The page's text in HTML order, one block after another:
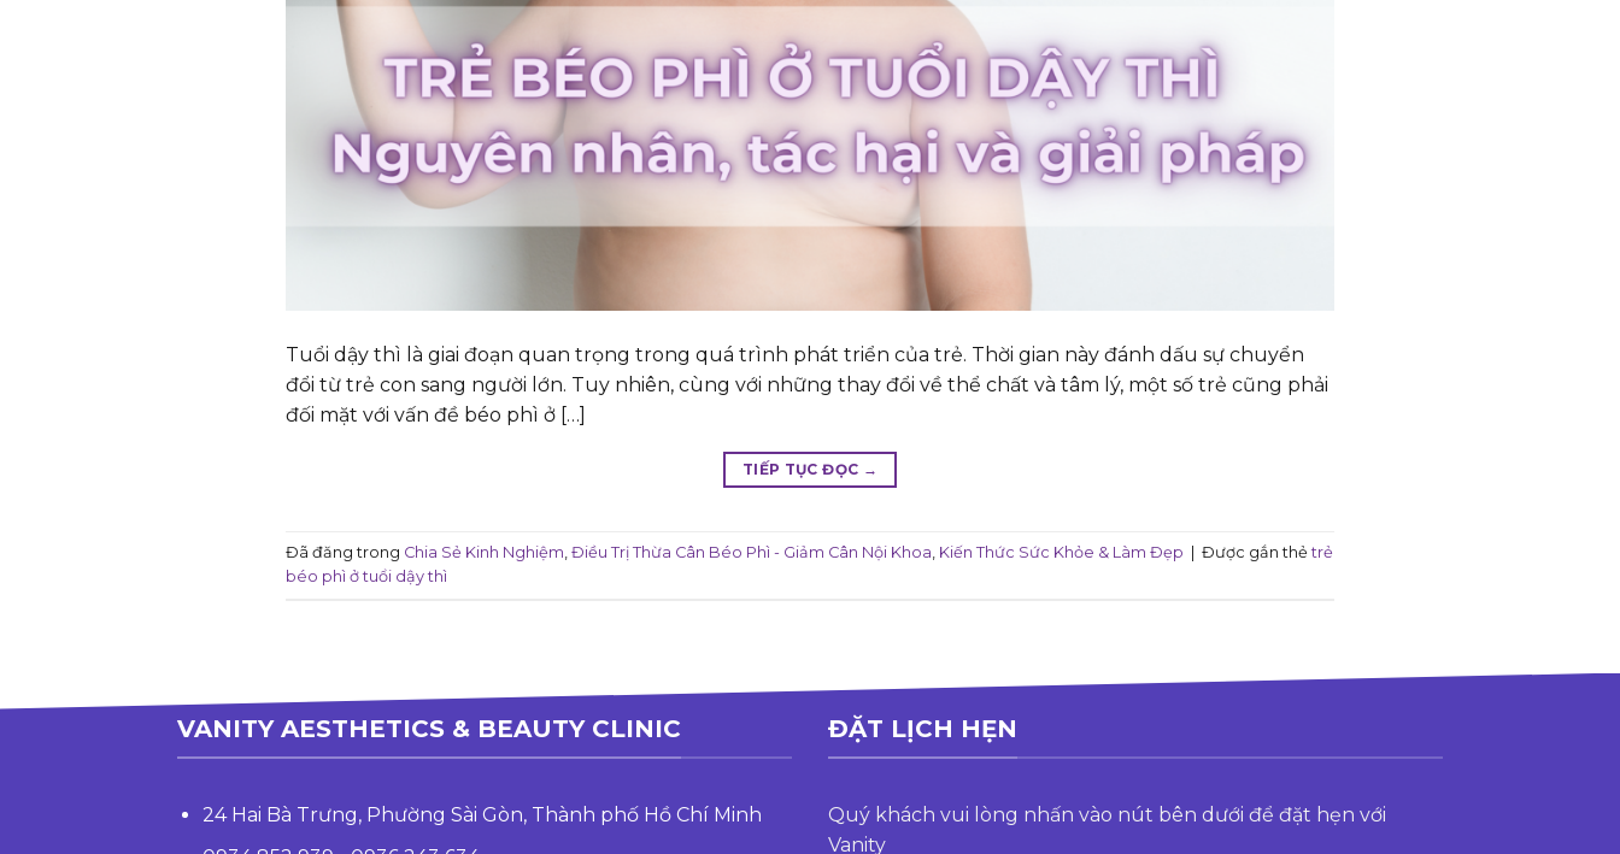
Tuổi dậy thì là giai đoạn quan trọng trong quá trình phát triển của trẻ. Thời gian này đánh dấu sự chuyển
đổi từ trẻ con sang người lớn. Tuy nhiên, cùng với những thay đổi về thể chất và tâm lý, một số trẻ cũng phải
đối mặt với vấn đề béo phì ở […]
TIẾP TỤC ĐỌC →
Đã đăng trong Chia Sẻ Kinh Nghiệm Điều Trị Thừa Cân Béo Phì - Giảm Cân Nội Khoa Kiến Thức Sức Khỏe & Làm Đẹp Được gắn thẻtrẻ
béo phì ở tuổi dậy thì
VANITY AESTHETICS & BEAUTY CLINIC
24 Hai Bà Trưng, Phường Sài Gòn, Thành phố Hồ Chí Minh
ĐẶT LỊCH HẸN
Quý khách vui lòng nhấn vào nút bên dưới để đặt hẹn với
Vanity